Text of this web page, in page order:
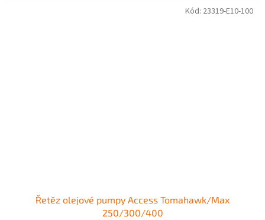
Řetěz olejové pumpy Access Tomahawk/Max
250/300/400
Kód: 23319-E10-100